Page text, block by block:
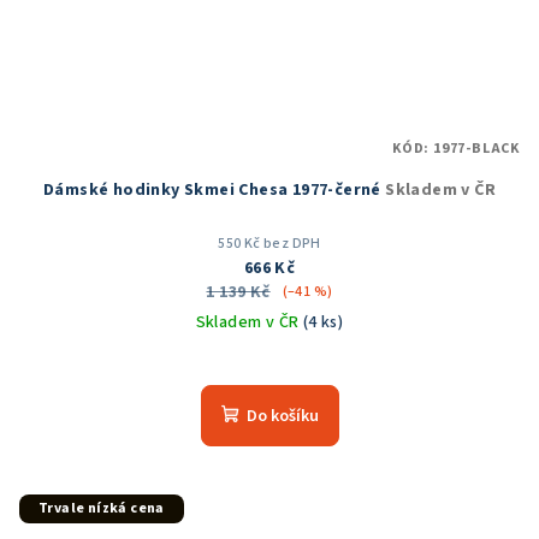
Dámské hodinky Skmei Chesa 1977-černé Skladem v ČR
550 Kč bez DPH
666 Kč
1 139 Kč
(–41 %)
Skladem v ČR (4 ks)
hodnocení
produktu
Do košíku
KÓD: 1977-BLACK
Trvale nízká cena